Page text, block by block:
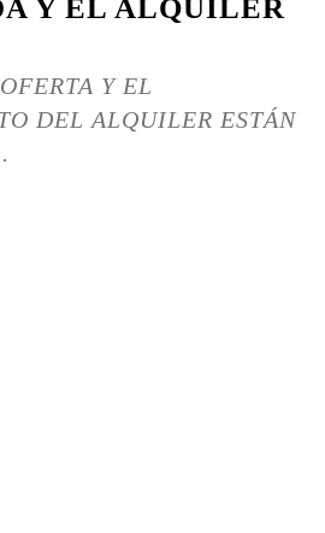
Y EL ALQUILER
Y EL
DEL ALQUILER ESTÁN